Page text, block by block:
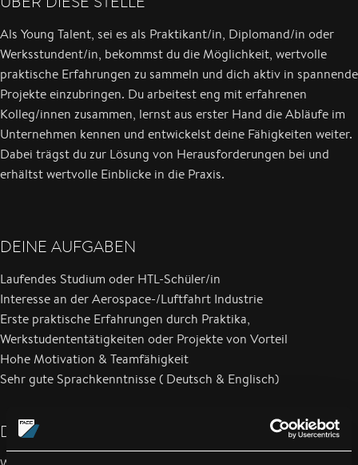
Als Young Talent, sei es als Praktikant/in, Diplomand/in oder
Werksstundent/in, bekommst du die Möglichkeit, wertvolle
praktische Erfahrungen zu sammeln und dich aktiv in spannende
Projekte einzubringen. Du arbeitest eng mit erfahrenen
Kolleg/innen zusammen, lernst aus erster Hand die Abläufe im
Unternehmen kennen und entwickelst deine Fähigkeiten weiter.
Dabei trägst du zur Lösung von Herausforderungen bei und
erhältst wertvolle Einblicke in die Praxis.
DEINE AUFGABEN
Laufendes Studium oder HTL-Schüler/in
Interesse an der Aerospace-/Luftfahrt Industrie
Erste praktische Erfahrungen durch Praktika,
Werkstudententätigkeiten oder Projekte von Vorteil
Hohe Motivation & Teamfähigkeit
Sehr gute Sprachkenntnisse ( Deutsch & Englisch)
DEIN PROFIL